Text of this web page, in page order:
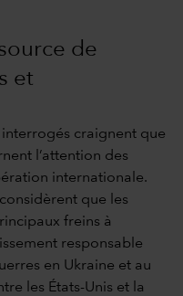
de
et
interrogés craignent que
l’attention des
internationale.
que les
freins à
responsable
en Ukraine et au
les États-Unis et la